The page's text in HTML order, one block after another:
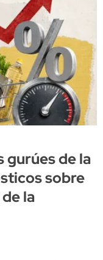
gurúes de la
sobre
la